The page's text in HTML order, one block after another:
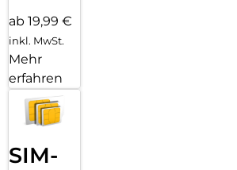
ab 19,99 €
inkl. MwSt.
Mehr
erfahren
SIM-